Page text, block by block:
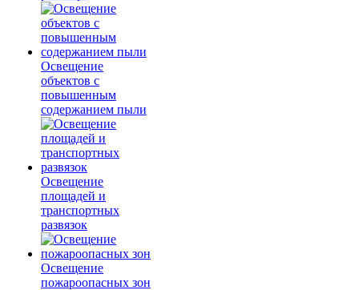
Освещение
объектов с
повышенным
содержанием пыли
Освещение
площадей и
транспортных
развязок
Освещение
пожароопасных зон